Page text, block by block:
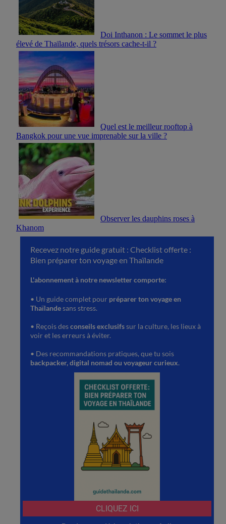
Doi Inthanon : Le sommet le plus
élevé de Thaïlande, quels trésors cache-t-il ?
Quel est le meilleur rooftop à
Bangkok pour une vue imprenable sur la ville ?
Observer les dauphins roses à
Khanom